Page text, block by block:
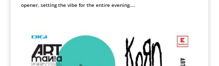
opener, setting the vibe for the entire evening....